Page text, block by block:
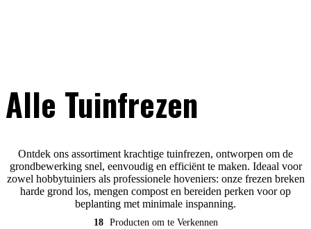
Alle Tuinfrezen
Ontdek ons ​​assortiment krachtige tuinfrezen, ontworpen om de
grondbewerking snel, eenvoudig en efficiënt te maken. Ideaal voor
zowel hobbytuiniers als professionele hoveniers: onze frezen breken
harde grond los, mengen compost en bereiden perken voor op
beplanting met minimale inspanning.
18 Producten om te Verkennen